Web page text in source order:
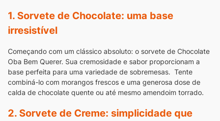
1. Sorvete de Chocolate: uma base
irresistível
Começando com um clássico absoluto: o sorvete de Chocolate
Oba Bem Querer. Sua cremosidade e sabor proporcionam a
base perfeita para uma variedade de sobremesas. Tente
combiná-lo com morangos frescos e uma generosa dose de
calda de chocolate quente ou até mesmo amendoim torrado.
2. Sorvete de Creme: simplicidade que